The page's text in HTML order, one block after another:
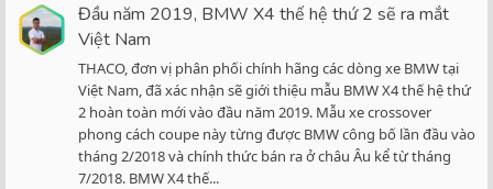
Đầu năm 2019, BMW X4 thế hệ thứ 2 sẽ ra mắt
Việt Nam
THACO, đơn vị phân phối chính hãng các dòng xe BMW tại
Việt Nam, đã xác nhận sẽ giới thiệu mẫu BMW X4 thế hệ thứ
2 hoàn toàn mới vào đầu năm 2019. Mẫu xe crossover
phong cách coupe này từng được BMW công bố lần đầu vào
tháng 2/2018 và chính thức bán ra ở châu Âu kể từ tháng
7/2018. BMW X4 thế...